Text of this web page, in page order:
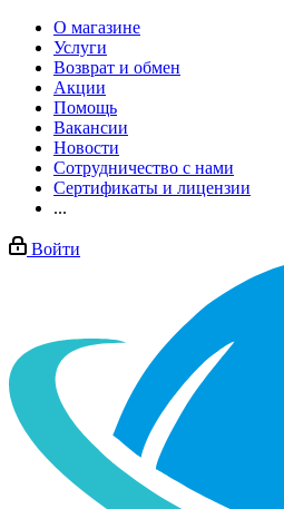
О магазине
Услуги
Возврат и обмен
Акции
Помощь
Вакансии
Новости
Сотрудничество с нами
Сертификаты и лицензии
...
Войти